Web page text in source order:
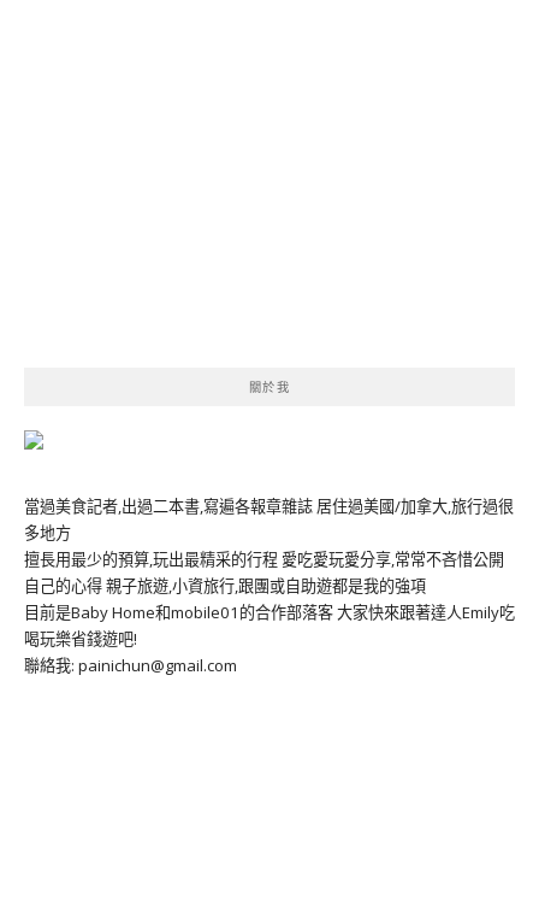
關於我
當過美食記者,出過二本書,寫遍各報章雜誌 居住過美國/加拿大,旅行過很
多地方
擅長用最少的預算,玩出最精采的行程 愛吃愛玩愛分享,常常不吝惜公開
自己的心得 親子旅遊,小資旅行,跟團或自助遊都是我的強項
目前是Baby Home和mobile01的合作部落客 大家快來跟著達人Emily吃
喝玩樂省錢遊吧!
聯絡我: painichun@gmail.com